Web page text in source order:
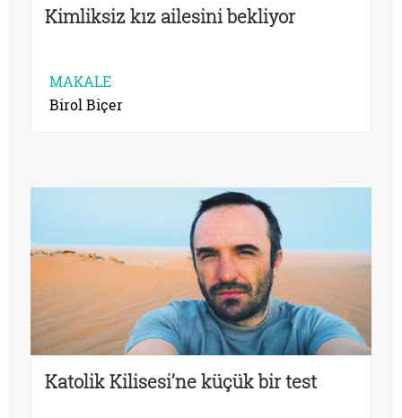
Kimliksiz kız ailesini bekliyor
MAKALE
Birol Biçer
Katolik Kilisesi’ne küçük bir test